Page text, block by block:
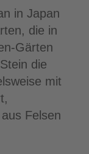
in Japan
die in
Gärten
die
mit
Felsen